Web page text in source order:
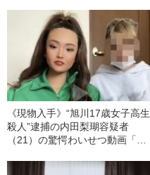
《現物入手》“旭川17歳女子高生
殺人”逮捕の内田梨瑚容疑者
（21）の驚愕わいせつ動画「彼